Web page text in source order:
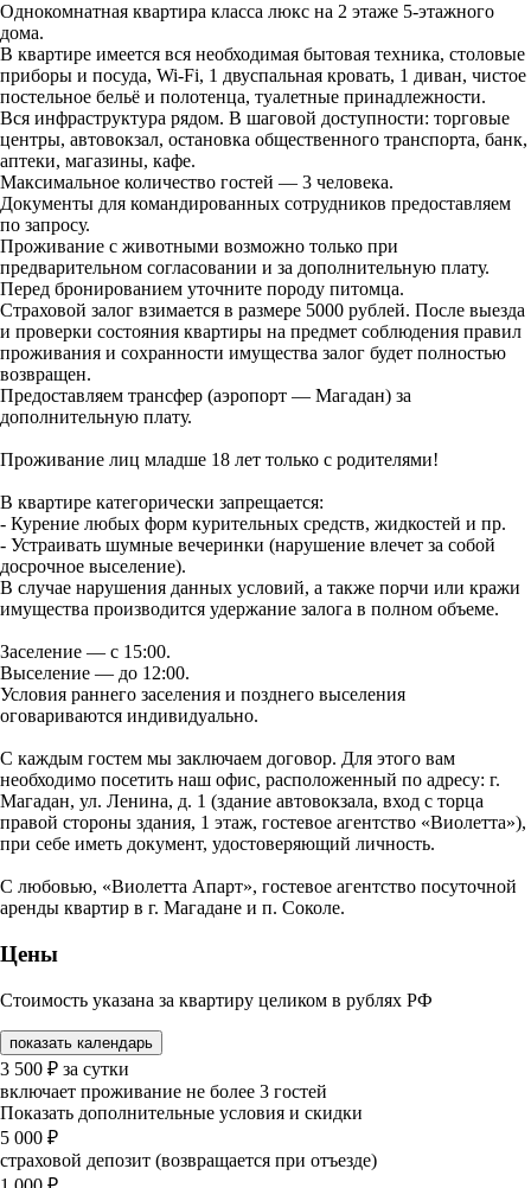
Однокомнатная квартира класса люкс на 2 этаже 5-этажного
дома.
В квартире имеется вся необходимая бытовая техника, столовые
приборы и посуда, Wi-Fi, 1 двуспальная кровать, 1 диван, чистое
постельное бельё и полотенца, туалетные принадлежности.
Вся инфраструктура рядом. В шаговой доступности: торговые
центры, автовокзал, остановка общественного транспорта, банк,
аптеки, магазины, кафе.
Максимальное количество гостей — 3 человека.
Документы для командированных сотрудников предоставляем
по запросу.
Проживание с животными возможно только при
предварительном согласовании и за дополнительную плату.
Перед бронированием уточните породу питомца.
Страховой залог взимается в размере 5000 рублей. После выезда
и проверки состояния квартиры на предмет соблюдения правил
проживания и сохранности имущества залог будет полностью
возвращен.
Предоставляем трансфер (аэропорт — Магадан) за
дополнительную плату.
Проживание лиц младше 18 лет только с родителями!
В квартире категорически запрещается:
- Курение любых форм курительных средств, жидкостей и пр.
- Устраивать шумные вечеринки (нарушение влечет за собой
досрочное выселение).
В случае нарушения данных условий, а также порчи или кражи
имущества производится удержание залога в полном объеме.
Заселение — с 15:00.
Выселение — до 12:00.
Условия раннего заселения и позднего выселения
оговариваются индивидуально.
С каждым гостем мы заключаем договор. Для этого вам
необходимо посетить наш офис, расположенный по адресу: г.
Магадан, ул. Ленина, д. 1 (здание автовокзала, вход с торца
правой стороны здания, 1 этаж, гостевое агентство «Виолетта»),
при себе иметь документ, удостоверяющий личность.
С любовью, «Виолетта Апарт», гостевое агентство посуточной
аренды квартир в г. Магадане и п. Соколе.
Цены
Стоимость указана за квартиру целиком в рублях РФ
показать календарь
3 500 ₽ за сутки
включает проживание не более 3 гостей
Показать дополнительные условия и скидки
5 000 ₽
страховой депозит (возвращается при отъезде)